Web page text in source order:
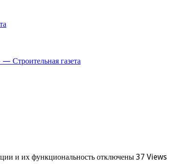
Строительная газета
и их функциональность отключены 37 Views